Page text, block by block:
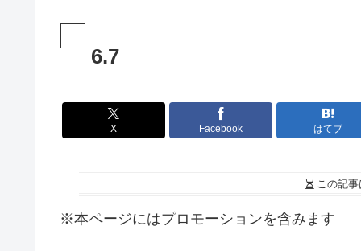
6.7
X Facebook はてブ
この記事
※本ページにはプロモーションを含みます